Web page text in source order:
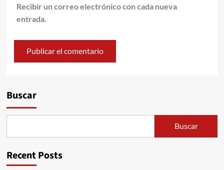
Recibir un correo electrónico con cada nueva
entrada.
Buscar
Buscar
Recent Posts